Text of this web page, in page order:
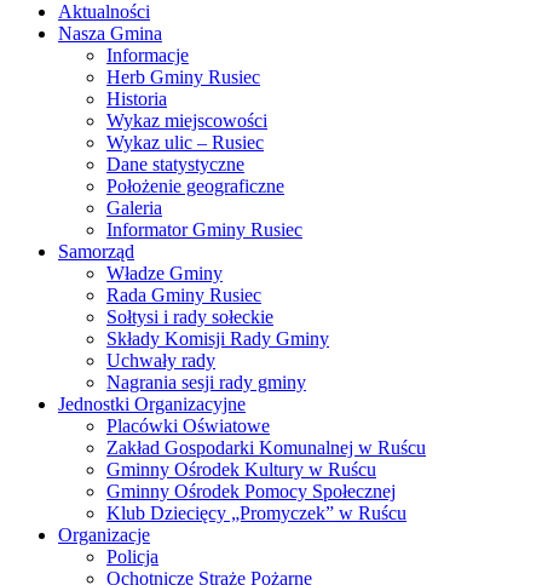
Aktualności
Nasza Gmina
Informacje
Herb Gminy Rusiec
Historia
Wykaz miejscowości
Wykaz ulic – Rusiec
Dane statystyczne
Położenie geograficzne
Galeria
Informator Gminy Rusiec
Samorząd
Władze Gminy
Rada Gminy Rusiec
Sołtysi i rady sołeckie
Składy Komisji Rady Gminy
Uchwały rady
Nagrania sesji rady gminy
Jednostki Organizacyjne
Placówki Oświatowe
Zakład Gospodarki Komunalnej w Ruścu
Gminny Ośrodek Kultury w Ruścu
Gminny Ośrodek Pomocy Społecznej
Klub Dziecięcy „Promyczek” w Ruścu
Organizacje
Policja
Ochotnicze Straże Pożarne